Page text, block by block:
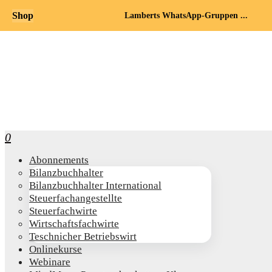
0
Abon­ne­ments
Bilanz­buch­hal­ter
Bilanz­buch­hal­ter International
Steu­er­fach­an­ge­stell­te
Steu­er­fach­wir­te
Wirt­schafts­fach­wir­te
Teschni­cher Betriebswirt
Online­kur­se
Web­i­na­re
Shop Lamberts WhatsApp-Gruppen ...